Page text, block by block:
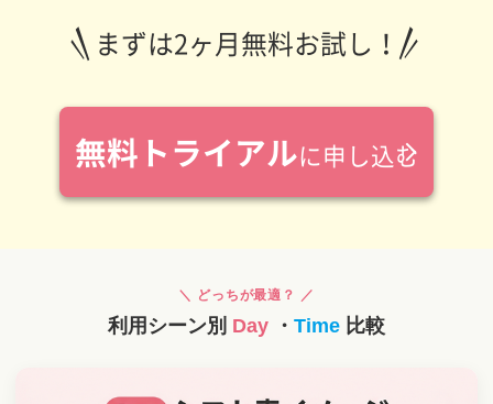
まずは2ヶ月無料お試し！
無料トライアルに申し込む
＼ どっちが最適？ ／
利用シーン別 Day ・ Time 比較